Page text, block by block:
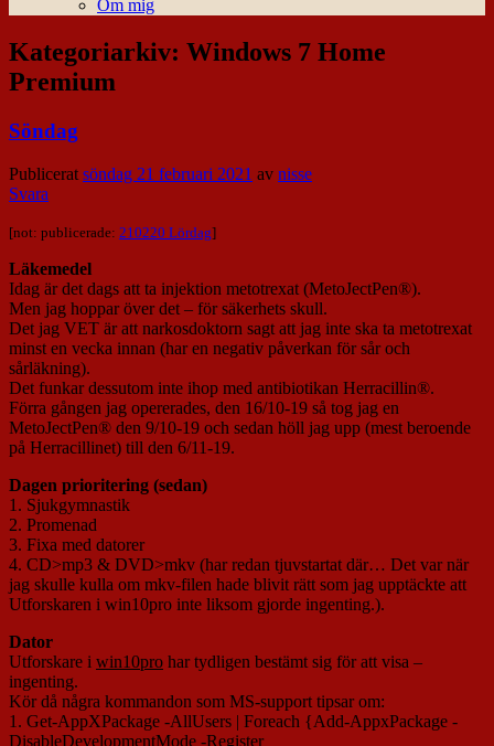
Om mig
Kategoriarkiv: Windows 7 Home
Premium
Söndag
Publicerat söndag 21 februari 2021 av nisse
Svara
[not: publicerade: 210220 Lördag]
Läkemedel
Idag är det dags att ta injektion metotrexat (MetoJectPen®).
Men jag hoppar över det – för säkerhets skull.
Det jag VET är att narkosdoktorn sagt att jag inte ska ta metotrexat
minst en vecka innan (har en negativ påverkan för sår och
sårläkning).
Det funkar dessutom inte ihop med antibiotikan Herracillin®.
Förra gången jag opererades, den 16/10-19 så tog jag en
MetoJectPen® den 9/10-19 och sedan höll jag upp (mest beroende
på Herracillinet) till den 6/11-19.
Dagen prioritering (sedan)
1. Sjukgymnastik
2. Promenad
3. Fixa med datorer
4. CD>mp3 & DVD>mkv (har redan tjuvstartat där… Det var när
jag skulle kulla om mkv-filen hade blivit rätt som jag upptäckte att
Utforskaren i win10pro inte liksom gjorde ingenting.).
Dator
Utforskare i win10pro har tydligen bestämt sig för att visa –
ingenting.
Kör då några kommandon som MS-support tipsar om:
1. Get-AppXPackage -AllUsers | Foreach {Add-AppxPackage -
DisableDevelopmentMode -Register